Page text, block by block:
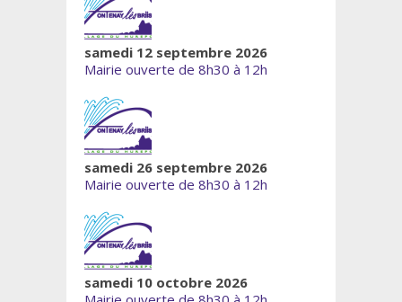
samedi 12 septembre 2026
Mairie ouverte de 8h30 à 12h
samedi 26 septembre 2026
Mairie ouverte de 8h30 à 12h
samedi 10 octobre 2026